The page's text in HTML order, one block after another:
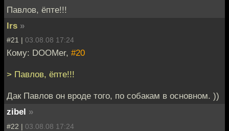
Павлов, ёпте!!!
lrs »
#21 | 03.08.08 17:24
Кому: DOOMer, #20
> Павлов, ёпте!!!
Дак Павлов он вроде того, по собакам в основном. ))
zibel »
#22 | 03.08.08 17:24